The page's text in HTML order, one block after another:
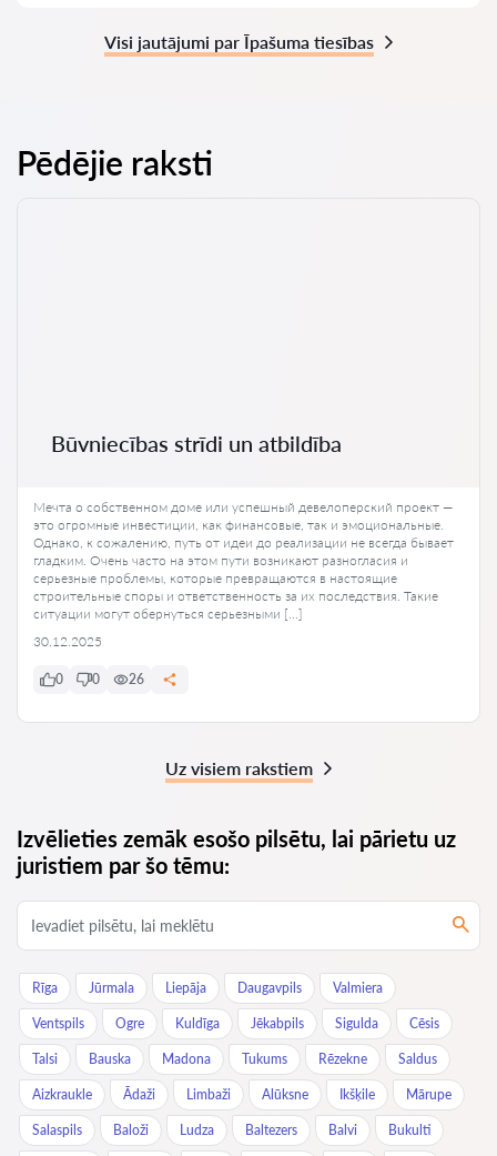
Visi jautājumi par Īpašuma tiesības
Pēdējie raksti
Būvniecības strīdi un atbildība
Мечта о собственном доме или успешный девелоперский проект —
это огромные инвестиции, как финансовые, так и эмоциональные.
Однако, к сожалению, путь от идеи до реализации не всегда бывает
гладким. Очень часто на этом пути возникают разногласия и
серьезные проблемы, которые превращаются в настоящие
строительные споры и ответственность за их последствия. Такие
ситуации могут обернуться серьезными […]
30.12.2025
0 0 26
Uz visiem rakstiem
Izvēlieties zemāk esošo pilsētu, lai pārietu uz
juristiem par šo tēmu:
Rīga Jūrmala Liepāja Daugavpils Valmiera
Ventspils Ogre Kuldīga Jēkabpils Sigulda Cēsis
Talsi Bauska Madona Tukums Rēzekne Saldus
Aizkraukle Ādaži Limbaži Alūksne Ikšķile Mārupe
Salaspils Baloži Ludza Baltezers Balvi Bukulti